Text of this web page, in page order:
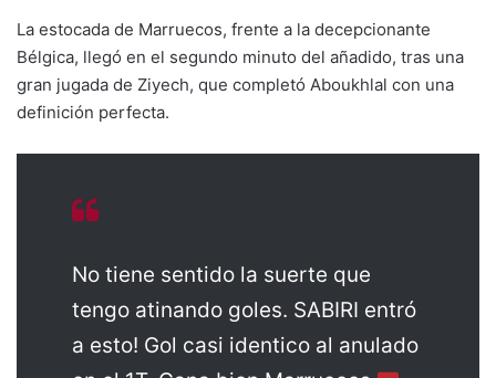
La estocada de Marruecos, frente a la decepcionante
Bélgica, llegó en el segundo minuto del añadido, tras una
gran jugada de Ziyech, que completó Aboukhlal con una
definición perfecta.
No tiene sentido la suerte que
tengo atinando goles. SABIRI entró
a esto! Gol casi identico al anulado